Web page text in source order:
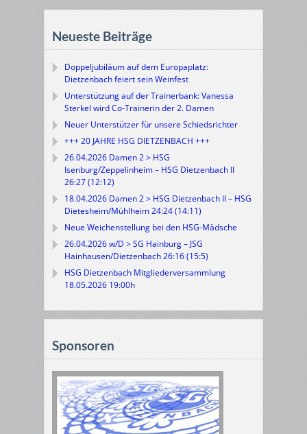
Neueste Beiträge
Doppeljubiläum auf dem Europaplatz:
Dietzenbach feiert sein Weinfest
Unterstützung auf der Trainerbank: Vanessa
Sterkel wird Co-Trainerin der 2. Damen
Neuer Unterstützer für unsere Schiedsrichter
+++ 20 JAHRE HSG DIETZENBACH +++
26.04.2026 Damen 2 > HSG
Isenburg/Zeppelinheim – HSG Dietzenbach II
26:27 (12:12)
18.04.2026 Damen 2 > HSG Dietzenbach II – HSG
Dietesheim/Mühlheim 24:24 (14:11)
Neue Weichenstellung bei den HSG-Mädsche
26.04.2026 w/D > SG Hainburg – JSG
Hainhausen/Dietzenbach 26:16 (15:5)
HSG Dietzenbach Mitgliederversammlung
18.05.2026 19:00h
Sponsoren